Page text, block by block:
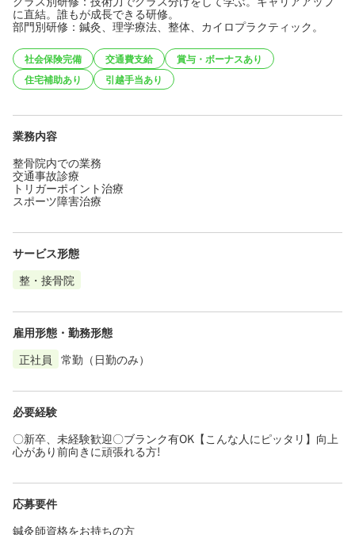
に直結。誰もが成長できる研修。
部門別研修：鍼灸、理学療法、整体、カイロプラクティック。
社会保険完備 交通費支給
賞与・ボーナスあり
住宅補助あり
引越手当あり
業務内容
整骨院内での業務
交通事故診療
トリガーポイント治療
スポーツ障害治療
サービス形態
整・接骨院
雇用形態・勤務形態
正社員
常勤（日勤のみ）
必要経験
〇新卒、未経験歓迎〇ブランク有OK【こんな人にピッタリ】向上
心があり前向きに頑張れる方!
応募要件
鍼灸師資格をお持ちの方